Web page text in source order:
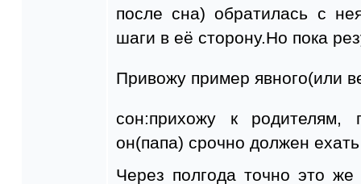
после сна) обратилась с
шаги в её сторону.Но пока
Привожу пример явного(или
сон:прихожу к родителям,
он(папа) срочно должен
Через полгода точно это